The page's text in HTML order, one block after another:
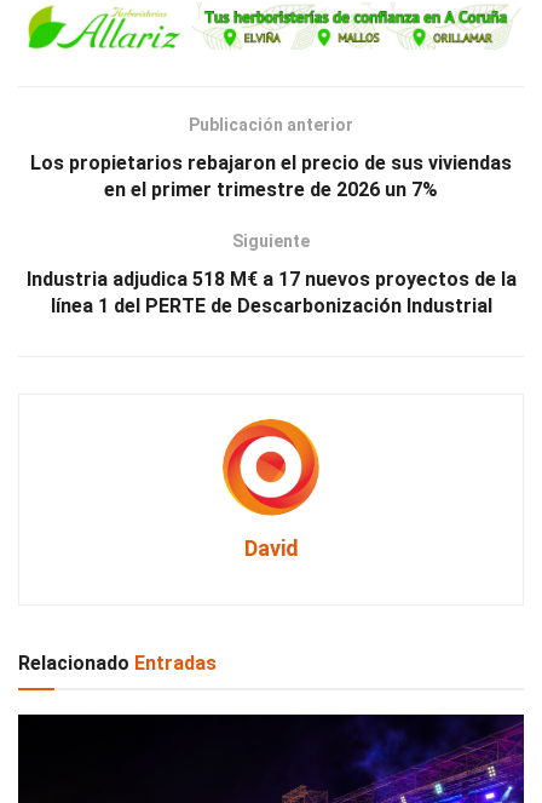
Publicación anterior
Los propietarios rebajaron el precio de sus viviendas
en el primer trimestre de 2026 un 7%
Siguiente
Industria adjudica 518 M€ a 17 nuevos proyectos de la
línea 1 del PERTE de Descarbonización Industrial
David
Relacionado Entradas